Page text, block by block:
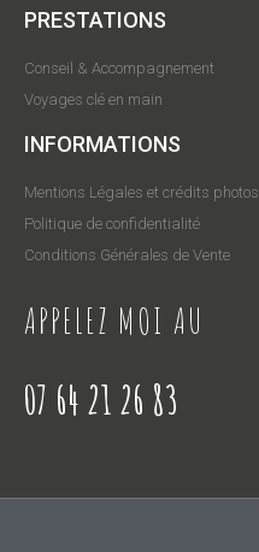
PRESTATIONS
Conseil & Accompagnement
Voyages clé en main
INFORMATIONS
Mentions Légales et crédits photos
Politique de confidentialité
Conditions Générales de Vente
APPELEZ MOI AU
07 64 21 26 83